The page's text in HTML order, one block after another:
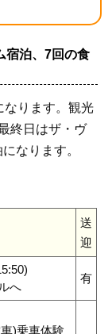
宿泊、7回の食
なります。観光
終日はザ・ヴ
なります。
送
迎
へ
有
)乗車体験